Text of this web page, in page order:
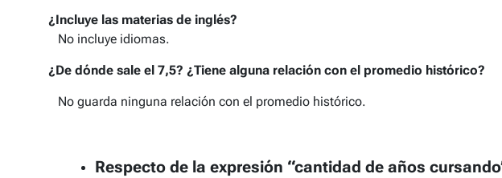
¿Incluye las materias de inglés?
No incluye idiomas.
¿De dónde sale el 7,5? ¿Tiene alguna relación con el promedio histórico?
No guarda ninguna relación con el promedio histórico.
Respecto de la expresión “cantidad de años